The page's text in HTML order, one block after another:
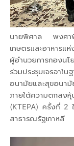
นายพิศาล พงศาพิ
เกษตรและอาหารแ
ผู้อำนวยการกองน
ร่วมประชุมเจรจาใ
อนามัยและสุขอนา
ภายใต้ความตกลงหุ้
(KTEPA) ครั้งที่
สาธารณรัฐเกาหลี